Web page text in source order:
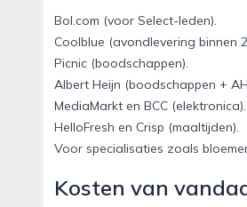
Bol.com (voor Select-leden).
Coolblue (avondlevering binnen
Picnic (boodschappen).
Albert Heijn (boodschappen +
MediaMarkt en BCC (elektronica).
HelloFresh en Crisp (maaltijden).
Voor specialisaties zoals
Kosten van